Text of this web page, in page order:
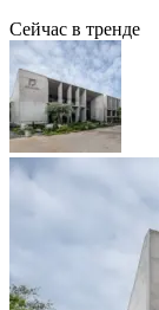
Сейчас в тренде